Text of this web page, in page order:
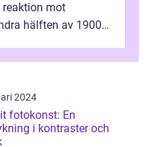
reaktion mot
hälften av 1900-
2024
fotokonst: En
i kontraster och